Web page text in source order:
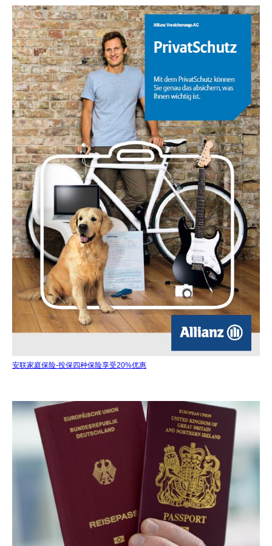
安联家庭保险-投保四种保险享受20%优惠